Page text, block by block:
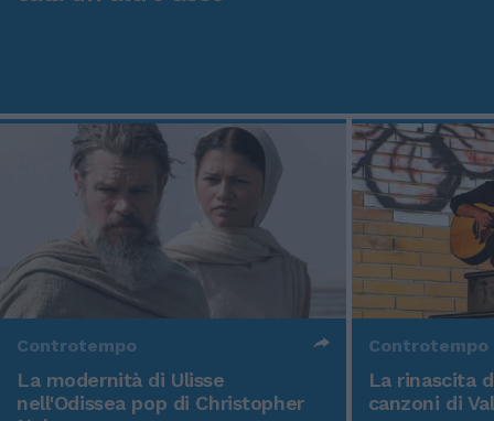
Controtempo
La modernità di Ulisse
nell'Odissea pop di Christopher
Controtempo
La rinascita
canzoni di